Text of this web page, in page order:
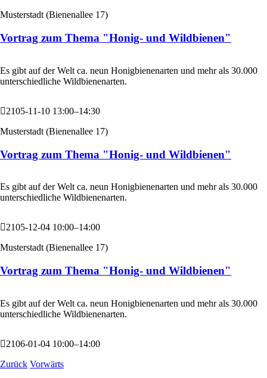
Musterstadt(Bienenallee 17)
Vortrag zum Thema "Honig- und Wildbienen"
Es gibt auf der Welt ca. neun Honigbienenarten und mehr als 30.000
unterschiedliche Wildbienenarten.
2105-11-10 13:00–14:30
Musterstadt (Bienenallee 17)
Vortrag zum Thema "Honig- und Wildbienen"
Es gibt auf der Welt ca. neun Honigbienenarten und mehr als 30.000
unterschiedliche Wildbienenarten.
2105-12-04 10:00–14:00
Musterstadt (Bienenallee 17)
Vortrag zum Thema "Honig- und Wildbienen"
Es gibt auf der Welt ca. neun Honigbienenarten und mehr als 30.000
unterschiedliche Wildbienenarten.
2106-01-04 10:00–14:00
Zurück Vorwärts